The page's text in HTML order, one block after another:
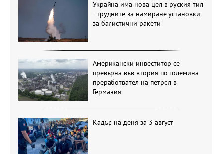
Украйна има нова цел в руския тил
- трудните за намиране установки
за балистични ракети
Американски инвеститор се
превърна във втория по големина
преработвател на петрол в
Германия
Кадър на деня за 3 август